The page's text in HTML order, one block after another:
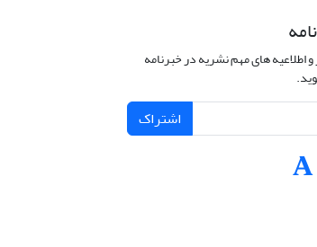
و اطلاعیه های مهم نشریه در خبرنامه
اشتراک